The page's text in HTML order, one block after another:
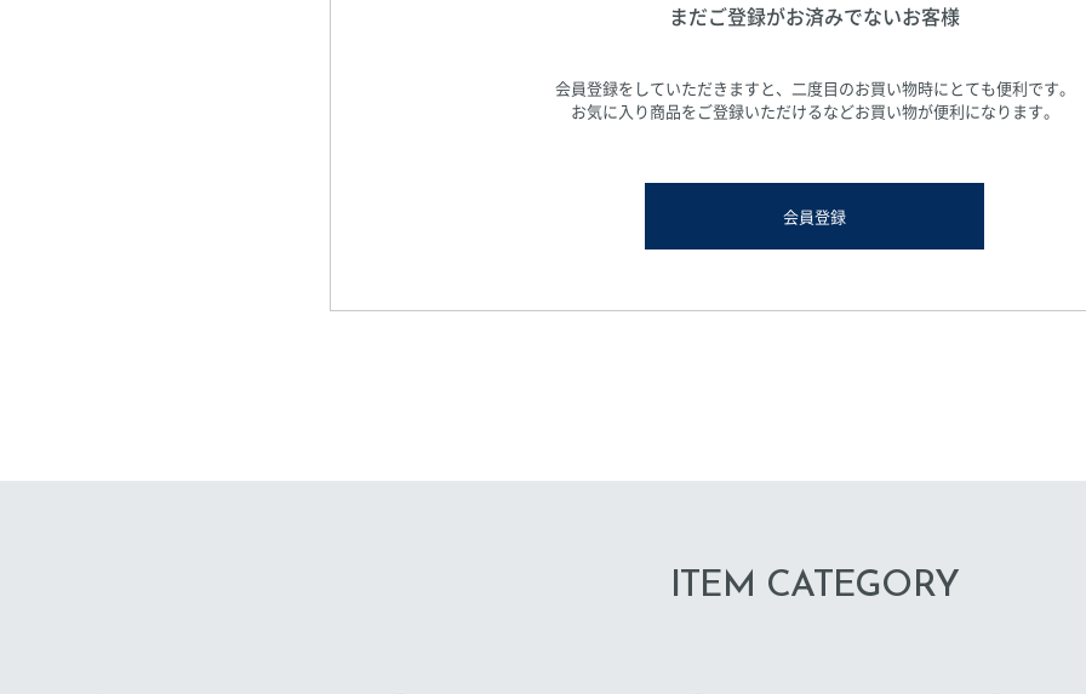
まだご登録がお済みでないお客様
会員登録をしていただきますと、二度目のお買い物時にとても便利です。
お気に入り商品をご登録いただけるなどお買い物が便利になります。
会員登録
ITEM CATEGORY